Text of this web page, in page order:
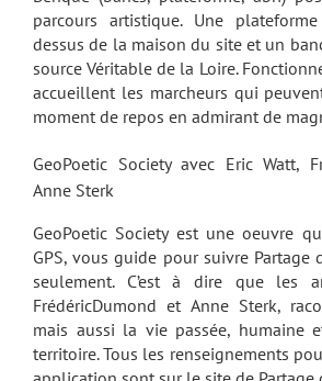
parcours artistique. Une
dessus de la maison du site et un
source Véritable de la Loire.
accueillent les marcheurs qui
moment de repos en admirant de
GeoPoetic Society avec Eric Watt,
Anne Sterk
GeoPoetic Society est une oeuvre
GPS, vous guide pour suivre Partage
seulement. C’est à dire que les
FrédéricDumond et Anne Sterk,
mais aussi la vie passée, humaine
territoire. Tous les renseignements